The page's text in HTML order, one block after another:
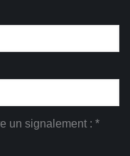
un signalement : *